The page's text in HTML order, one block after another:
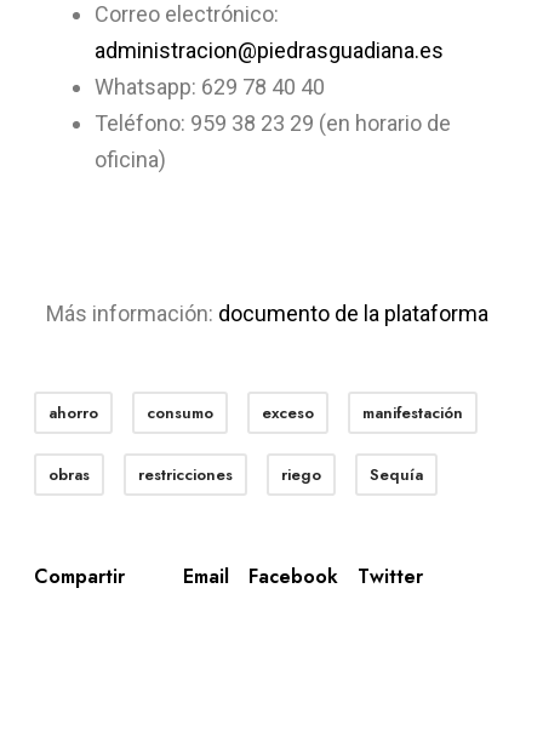
Correo electrónico:
administracion@piedrasguadiana.es
Whatsapp: 629 78 40 40
Teléfono: 959 38 23 29 (en horario de
oficina)
Más información: documento de la plataforma
ahorro consumo exceso manifestación
obras restricciones riego Sequía
Compartir Email Facebook Twitter